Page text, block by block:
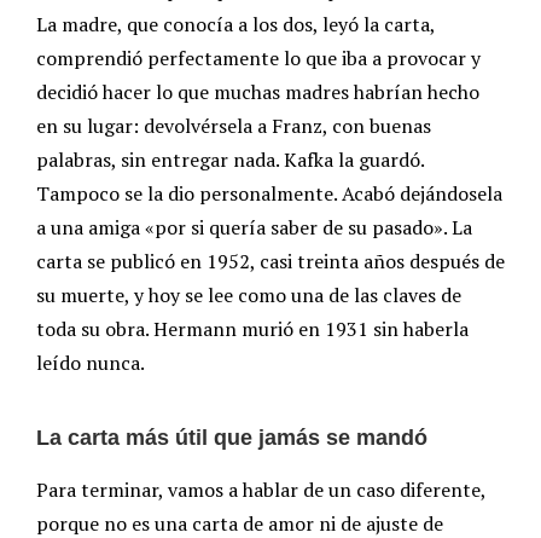
La madre, que conocía a los dos, leyó la carta,
comprendió perfectamente lo que iba a provocar y
decidió hacer lo que muchas madres habrían hecho
en su lugar: devolvérsela a Franz, con buenas
palabras, sin entregar nada. Kafka la guardó.
Tampoco se la dio personalmente. Acabó dejándosela
a una amiga «por si quería saber de su pasado». La
carta se publicó en 1952, casi treinta años después de
su muerte, y hoy se lee como una de las claves de
toda su obra. Hermann murió en 1931 sin haberla
leído nunca.
La carta más útil que jamás se mandó
Para terminar, vamos a hablar de un caso diferente,
porque no es una carta de amor ni de ajuste de